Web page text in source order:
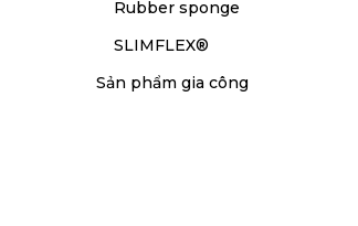
Rubber sponge
SLIMFLEX®
Sản phẩm gia công